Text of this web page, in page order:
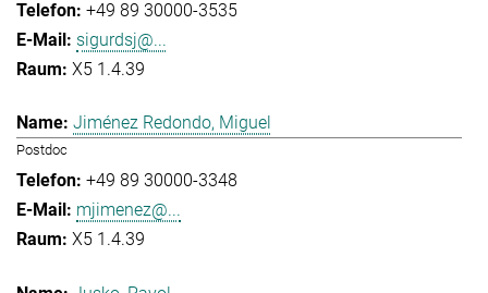
+49 89 30000-3535
sigurdsj@...
X5 1.4.39
Jiménez Redondo, Miguel
Postdoc
+49 89 30000-3348
mjimenez@...
X5 1.4.39